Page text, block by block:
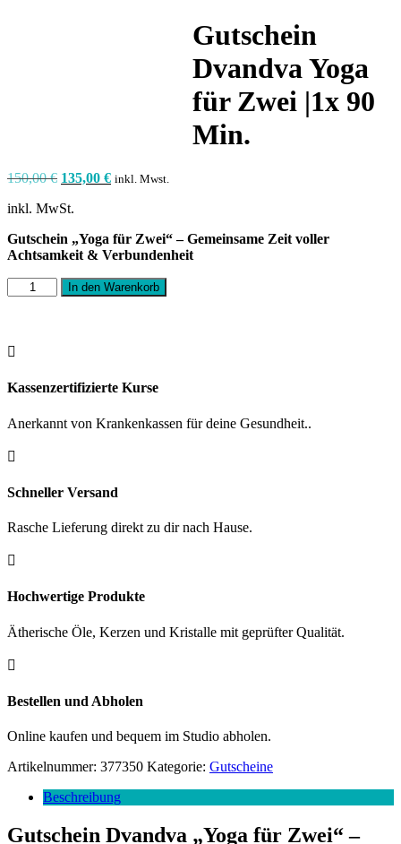
Gutschein
Dvandva Yoga
für Zwei |1x 90
Min.
150,00€ Ursprünglicher
war:
135,00 €Aktueller
inkl. Mwst.
inkl. MwSt.
Gutschein „Yoga für Zwei“ – Gemeinsame Zeit voller
Achtsamkeit & Verbundenheit
Gutschein
Dvandva
Zwei
90
Min.
In den Warenkorb

Kassenzertifizierte Kurse
Anerkannt von Krankenkassen für deine Gesundheit..

Schneller Versand
Rasche Lieferung direkt zu dir nach Hause.

Hochwertige Produkte
Ätherische Öle, Kerzen und Kristalle mit geprüfter Qualität.

Bestellen und Abholen
Online kaufen und bequem im Studio abholen.
Artikelnummer: 377350 Kategorie: Gutscheine
Beschreibung
Gutschein Dvandva „Yoga für Zwei“ –